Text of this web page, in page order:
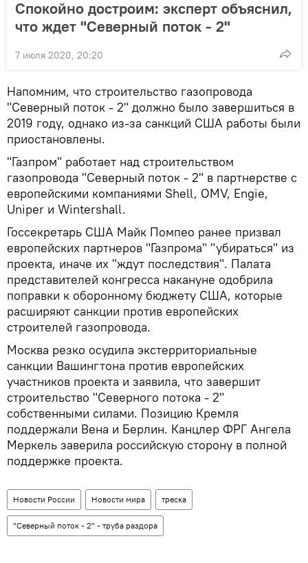
Спокойно достроим: эксперт объяснил,
что ждет "Северный поток - 2"
7 июля 2020, 20:20
Напомним, что строительство газопровода
"Северный поток - 2" должно было завершиться в
2019 году, однако из-за санкций США работы были
приостановлены.
"Газпром" работает над строительством
газопровода "Северный поток - 2" в партнерстве с
европейскими компаниями Shell, OMV, Engie,
Uniper и Wintershall.
Госсекретарь США Майк Помпео ранее призвал
европейских партнеров "Газпрома" "убираться" из
проекта, иначе их "ждут последствия". Палата
представителей конгресса накануне одобрила
поправки к оборонному бюджету США, которые
расширяют санкции против европейских
строителей газопровода.
Москва резко осудила экстерриториальные
санкции Вашингтона против европейских
участников проекта и заявила, что завершит
строительство "Северного потока - 2"
собственными силами. Позицию Кремля
поддержали Вена и Берлин. Канцлер ФРГ Ангела
Меркель заверила российскую сторону в полной
поддержке проекта.
Новости России Новости мира треска
"Северный поток - 2" - труба раздора